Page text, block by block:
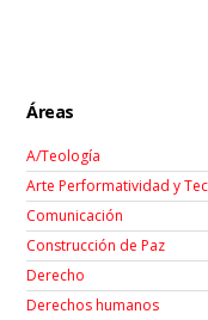
Áreas
A/Teología
Arte Performatividad y
Comunicación
Construcción de Paz
Derecho
Derechos humanos